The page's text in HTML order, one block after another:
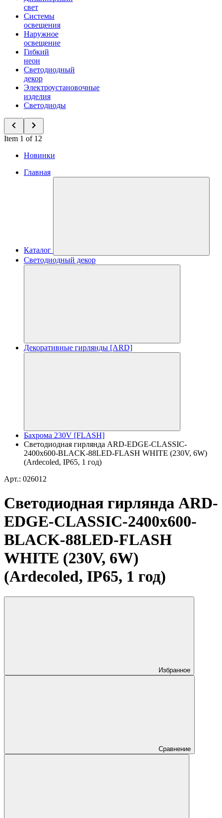
свет
Системы
освещения
Наружное
освещение
Гибкий
неон
Светодиодный
декор
Электроустановочные
изделия
Светодиоды
Item 1 of 12
Новинки
Главная
Каталог
Светодиодный декор
Декоративные гирлянды [ARD]
Бахрома 230V [FLASH]
Светодиодная гирлянда ARD-EDGE-CLASSIC-
2400x600-BLACK-88LED-FLASH WHITE (230V, 6W)
(Ardecoled, IP65, 1 год)
Арт.: 026012
Светодиодная гирлянда ARD-
EDGE-CLASSIC-2400x600-
BLACK-88LED-FLASH
WHITE (230V, 6W)
(Ardecoled, IP65, 1 год)
Избранное
Сравнение